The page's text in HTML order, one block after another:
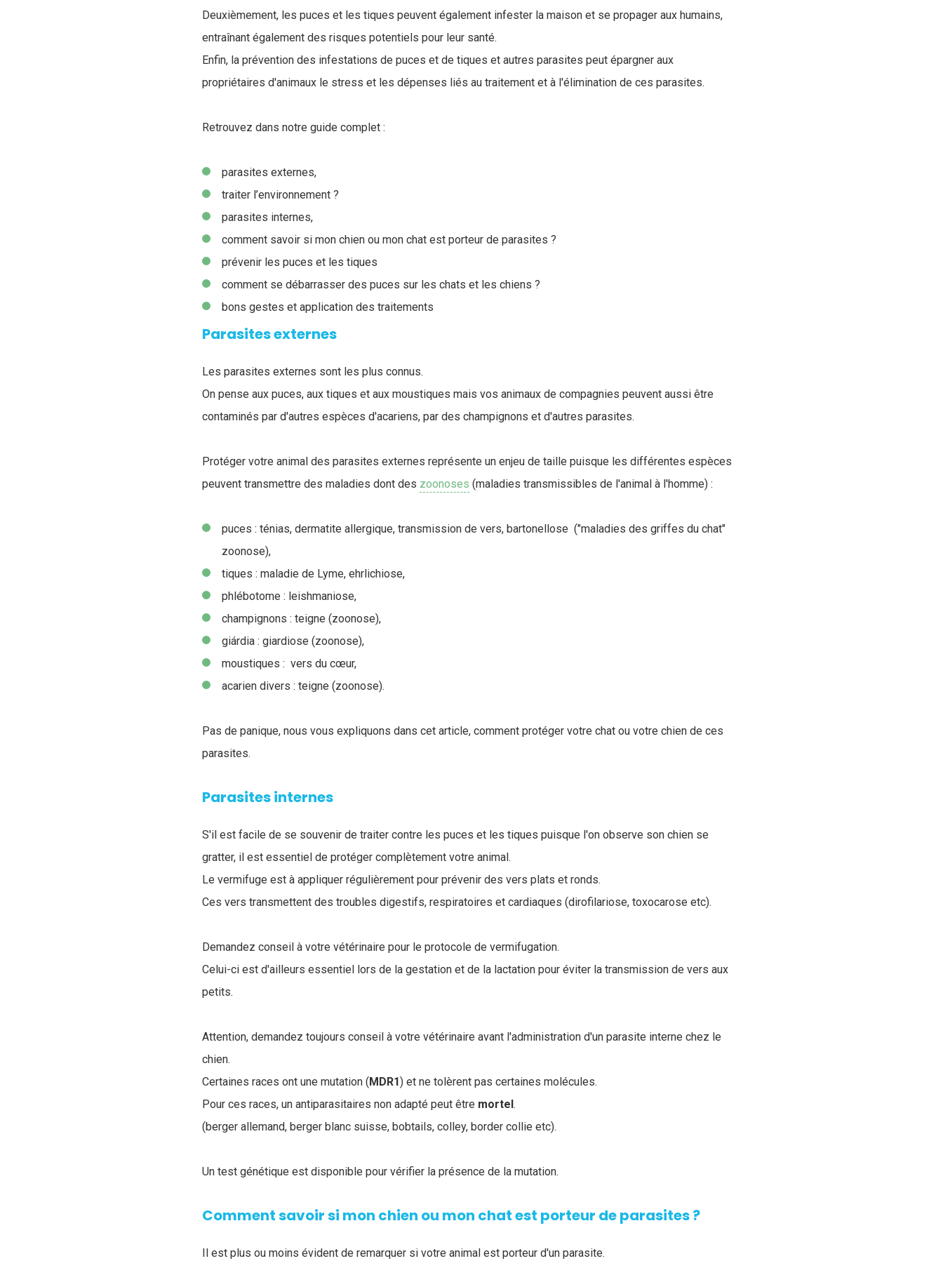
Deuxièmement, les puces et les tiques peuvent également infester la maison et se propager aux humains,
entraînant également des risques potentiels pour leur santé.
Enfin, la prévention des infestations de puces et de tiques et autres parasites peut épargner aux
propriétaires d'animaux le stress et les dépenses liés au traitement et à l'élimination de ces parasites.
Retrouvez dans notre guide complet :
parasites externes,
traiter l’environnement ?
parasites internes,
comment savoir si mon chien ou mon chat est porteur de parasites ?
prévenir les puces et les tiques
comment se débarrasser des puces sur les chats et les chiens ?
bons gestes et application des traitements
Parasites externes
Les parasites externes sont les plus connus.
On pense aux puces, aux tiques et aux moustiques mais vos animaux de compagnies peuvent aussi être
contaminés par d'autres espèces d'acariens, par des champignons et d'autres parasites.
Protéger votre animal des parasites externes représente un enjeu de taille puisque les différentes espèces
peuvent transmettre des maladies dont des zoonoses (maladies transmissibles de l'animal à l'homme) :
puces : ténias, dermatite allergique, transmission de vers, bartonellose ("maladies des griffes du chat"
zoonose),
tiques : maladie de Lyme, ehrlichiose,
phlébotome : leishmaniose,
champignons : teigne (zoonose),
giárdia : giardiose (zoonose),
moustiques : vers du cœur,
acarien divers : teigne (zoonose).
Pas de panique, nous vous expliquons dans cet article, comment protéger votre chat ou votre chien de ces
parasites.
Parasites internes
S'il est facile de se souvenir de traiter contre les puces et les tiques puisque l'on observe son chien se
gratter, il est essentiel de protéger complètement votre animal.
Le vermifuge est à appliquer régulièrement pour prévenir des vers plats et ronds.
Ces vers transmettent des troubles digestifs, respiratoires et cardiaques (dirofilariose, toxocarose etc).
Demandez conseil à votre vétérinaire pour le protocole de vermifugation.
Celui-ci est d'ailleurs essentiel lors de la gestation et de la lactation pour éviter la transmission de vers aux
petits.
Attention, demandez toujours conseil à votre vétérinaire avant l'administration d'un parasite interne chez le
chien.
Certaines races ont une mutation (MDR1) et ne tolèrent pas certaines molécules.
Pour ces races, un antiparasitaires non adapté peut être mortel.
(berger allemand, berger blanc suisse, bobtails, colley, border collie etc).
Un test génétique est disponible pour vérifier la présence de la mutation.
Comment savoir si mon chien ou mon chat est porteur de parasites ?
Il est plus ou moins évident de remarquer si votre animal est porteur d'un parasite.